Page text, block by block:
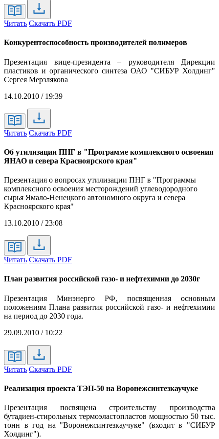
Читать Скачать PDF
Конкурентоспособность производителей полимеров
Презентация вице-президента – руководителя Дирекции
пластиков и органического синтеза ОАО "СИБУР Холдинг"
Сергея Мерзлякова
14.10.2010 / 19:39
Читать Скачать PDF
Об утилизации ПНГ в "Программе комплексного освоения
ЯНАО и севера Красноярского края"
Презентация о вопросах утилизации ПНГ в "Программы
комплексного освоения месторождений углеводородного
сырья Ямало-Ненецкого автономного округа и севера
Красноярского края"
13.10.2010 / 23:08
Читать Скачать PDF
План развития российской газо- и нефтехимии до 2030г
Презентация Минэнерго РФ, посвященная основным
положениям Плана развития российской газо- и нефтехимии
на период до 2030 года.
29.09.2010 / 10:22
Читать Скачать PDF
Реализация проекта ТЭП-50 на Воронежсинтезкаучуке
Презентация посвящена строительству производства
бутадиен-стирольных термоэластопластов мощностью 50 тыс.
тонн в год на "Воронежсинтезкаучуке" (входит в "СИБУР
Холдинг").